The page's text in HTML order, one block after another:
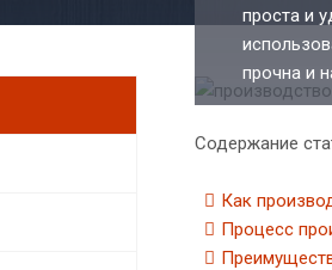
проста и
прочна и
Содержание
Как
Процесс